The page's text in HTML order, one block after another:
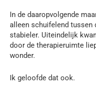
In de daaropvolgende
alleen schuifelend tussen
stabieler. Uiteindelijk
door de therapieruimte
wonder.
Ik geloofde dat ook.